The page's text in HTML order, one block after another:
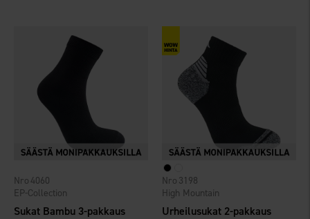
Sukat Bambu 3-pakkaus
EP-Collection
4060
Urheilusukat 2-pakkaus
High Mountain
3198